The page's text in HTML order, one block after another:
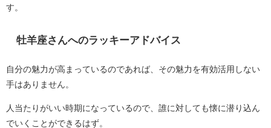
す。
牡羊座さんへのラッキーアドバイス
自分の魅力が高まっているのであれば、その魅力を有効活用しない
手はありません。
人当たりがいい時期になっているので、誰に対しても懐に潜り込ん
でいくことができるはず。